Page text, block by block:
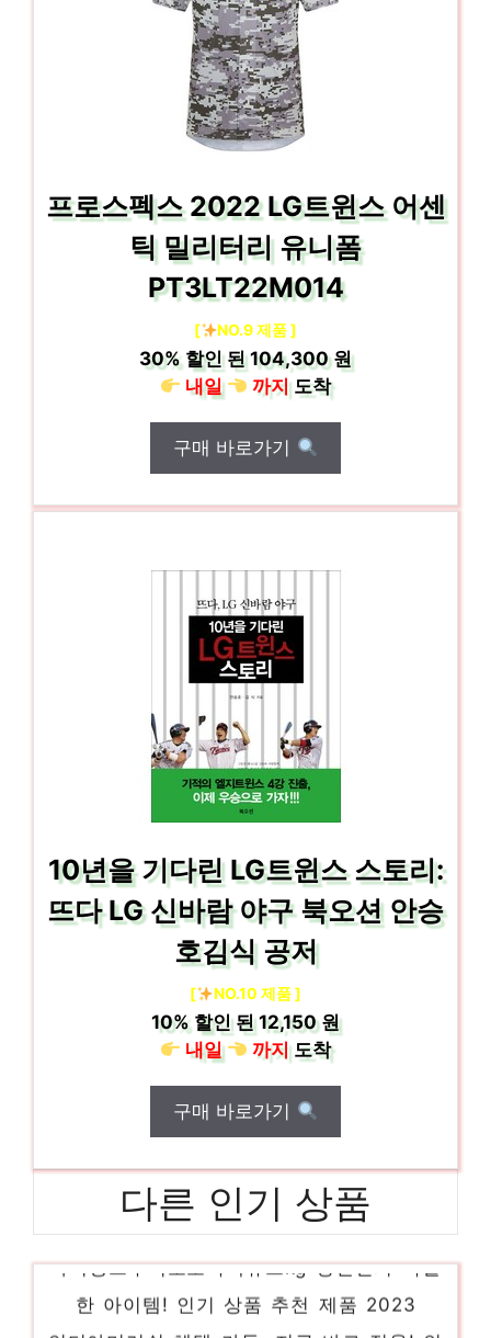
프로스펙스 2022 LG트윈스 어센
틱 밀리터리 유니폼
PT3LT22M014
[ NO.9 제품 ]
30%할인 된104,300 원
내일
까지도착
구매 바로가기
10년을 기다린 LG트윈스 스토리:
뜨다 LG 신바람 야구 북오션 안승
호김식 공저
[ NO.10 제품 ]
10%할인 된12,150 원
내일
까지도착
구매 바로가기
다른 인기 상품
한 아이템! 인기 상품 추천 제품 2023
언더아머러쉬 혜택 가득, 지금 바로 적용! 인